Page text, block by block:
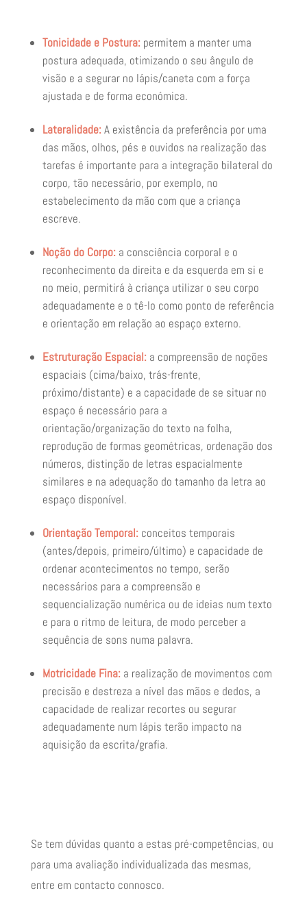
Tonicidade e Postura:permitem a manter uma
postura adequada, otimizando o seu ângulo de
visão e a segurar no lápis/caneta com a força
ajustada e de forma económica.
Lateralidade:A existência da preferência por uma
das mãos, olhos, pés e ouvidos na realização das
tarefas é importante para a integração bilateral do
corpo, tão necessário, por exemplo, no
estabelecimento da mão com que a criança
escreve.
Noção do Corpo: a consciência corporal e o
reconhecimento da direita e da esquerda em si e
no meio, permitirá à criança utilizar o seu corpo
adequadamente e o tê-lo como ponto de referência
e orientação em relação ao espaço externo.
Estruturação Espacial:a compreensão de noções
espaciais (cima/baixo, trás-frente,
próximo/distante) e a capacidade de se situar no
espaço é necessário para a
orientação/organização do texto na folha,
reprodução de formas geométricas, ordenação dos
números, distinção de letras espacialmente
similares e na adequação do tamanho da letra ao
espaço disponível.
Orientação Temporal: conceitos temporais
(antes/depois, primeiro/último) e capacidade de
ordenar acontecimentos no tempo, serão
necessários para a compreensão e
sequencialização numérica ou de ideias num texto
e para o ritmo de leitura, de modo perceber a
sequência de sons numa palavra.
Motricidade Fina:a realização de movimentos com
precisão e destreza a nível das mãos e dedos, a
capacidade de realizar recortes ou segurar
adequadamente num lápis terão impacto na
aquisição da escrita/grafia.
Se tem dúvidas quanto a estas pré-competências, ou
para uma avaliação individualizada das mesmas,
entre em contacto connosco.